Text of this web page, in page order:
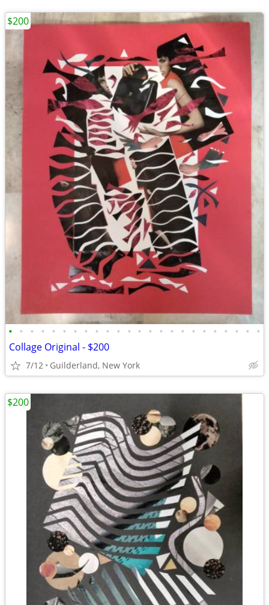
• • • • • • • • • • • • • • • • • • • • • • • •
Collage Original - $200
7/12 Guilderland, New York
$200
$200